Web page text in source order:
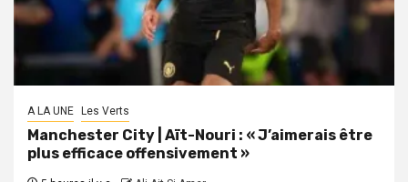
A LA UNE Les Verts
Manchester City | Aït-Nouri : « J’aimerais être
plus efficace offensivement »